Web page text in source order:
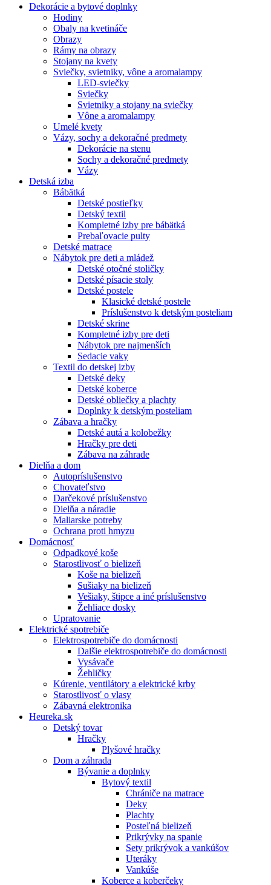
Dekorácie a bytové doplnky
Hodiny
Obaly na kvetináče
Obrazy
Rámy na obrazy
Stojany na kvety
Sviečky, svietniky, vône a aromalampy
LED-sviečky
Sviečky
Svietniky a stojany na sviečky
Vône a aromalampy
Umelé kvety
Vázy, sochy a dekoračné predmety
Dekorácie na stenu
Sochy a dekoračné predmety
Vázy
Detská izba
Bábätká
Detské postieľky
Detský textil
Kompletné izby pre bábätká
Prebaľovacie pulty
Detské matrace
Nábytok pre deti a mládež
Detské otočné stoličky
Detské písacie stoly
Detské postele
Klasické detské postele
Príslušenstvo k detským posteliam
Detské skrine
Kompletné izby pre deti
Nábytok pre najmenších
Sedacie vaky
Textil do detskej izby
Detské deky
Detské koberce
Detské obliečky a plachty
Doplnky k detským posteliam
Zábava a hračky
Detské autá a kolobežky
Hračky pre deti
Zábava na záhrade
Dielňa a dom
Autopríslušenstvo
Chovateľstvo
Darčekové príslušenstvo
Dielňa a náradie
Maliarske potreby
Ochrana proti hmyzu
Domácnosť
Odpadkové koše
Starostlivosť o bielizeň
Koše na bielizeň
Sušiaky na bielizeň
Vešiaky, štipce a iné príslušenstvo
Žehliace dosky
Upratovanie
Elektrické spotrebiče
Elektrospotrebiče do domácnosti
Dalšie elektrospotrebiče do domácnosti
Vysávače
Žehličky
Kúrenie, ventilátory a elektrické krby
Starostlivosť o vlasy
Zábavná elektronika
Heureka.sk
Detský tovar
Hračky
Plyšové hračky
Dom a záhrada
Bývanie a doplnky
Bytový textil
Chrániče na matrace
Deky
Plachty
Posteľná bielizeň
Prikrývky na spanie
Sety prikrývok a vankúšov
Uteráky
Vankúše
Koberce a koberčeky